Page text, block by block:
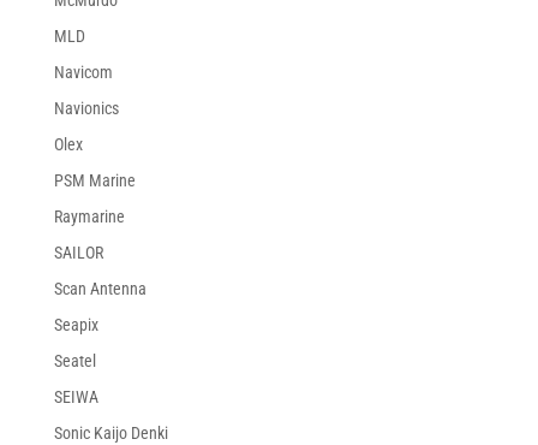
MLD
Navicom
Navionics
Olex
PSM Marine
Raymarine
SAILOR
Scan Antenna
Seapix
Seatel
SEIWA
Sonic Kaijo Denki